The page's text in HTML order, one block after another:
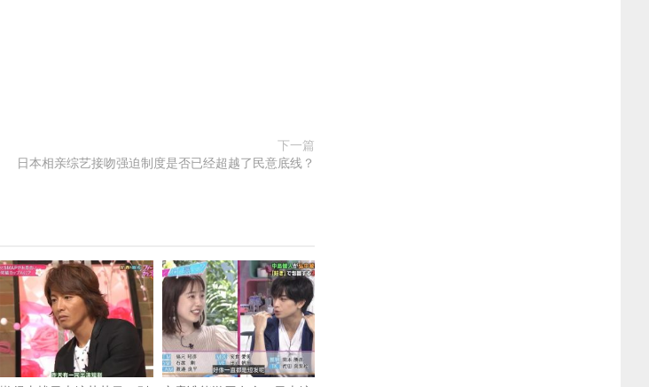
下一篇
日本相亲综艺接吻强迫制度是否已经超越了民意底线？